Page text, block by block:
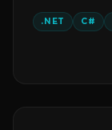
.NET C#